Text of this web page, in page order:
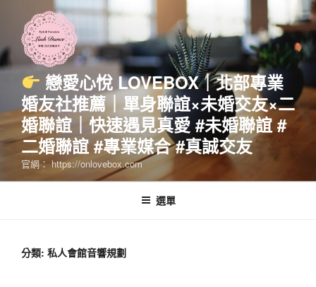
要
戀愛心悅 LOVEBOX｜北部專業
婚友社推薦｜單身聯誼×未婚交友×二
婚聯誼｜快速遇見真愛 #未婚聯誼 #
二婚聯誼 #專業媒合 #真誠交友
官網： https://onlovebox.com
選單
分類: 私人會館音響規劃